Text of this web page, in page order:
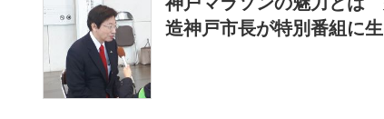
造神戸市長が特別番組に